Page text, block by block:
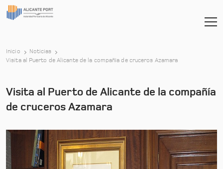
Inicio
Noticias
Visita al Puerto de Alicante de la compañía de cruceros Azamara
Visita al Puerto de Alicante de la compañía
de cruceros Azamara